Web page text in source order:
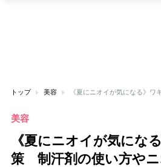
トップ 美容
美容
《夏にニオイが気にな
策 制汗剤の使い方や